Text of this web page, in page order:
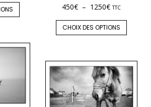
450€ – 1250€ TTC
CHOIX DES OPTIONS